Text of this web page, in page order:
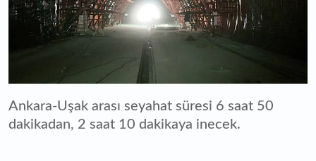
Ankara-Uşak arası seyahat süresi 6 saat 50
dakikadan, 2 saat 10 dakikaya inecek.